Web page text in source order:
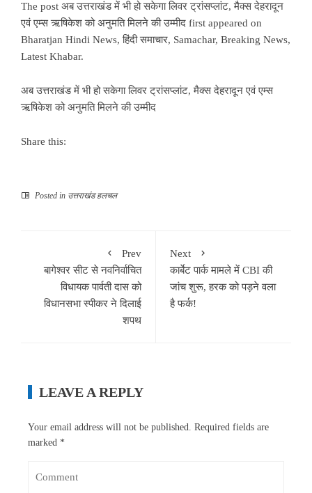
The post अब उत्तराखंड में भी हो सकेगा लिवर ट्रांसप्लांट, मैक्स देहरादून
एवं एम्स ऋषिकेश को अनुमति मिलने की उम्मीद first appeared on
Bharatjan Hindi News, हिंदी समाचार, Samachar, Breaking News,
Latest Khabar.
अब उत्तराखंड में भी हो सकेगा लिवर ट्रांसप्लांट, मैक्स देहरादून एवं एम्स
ऋषिकेश को अनुमति मिलने की उम्मीद
Share this:
Posted in उत्तराखंड हलचल
Prev
बागेश्वर सीट से नवनिर्वाचित
विधायक पार्वती दास को
विधानसभा स्पीकर ने दिलाई
शपथ
Next
कार्बेट पार्क मामले में CBI की
जांच शुरू, हरक को पड़ने वला
है फर्क!
LEAVE A REPLY
Your email address will not be published. Required fields are
marked *